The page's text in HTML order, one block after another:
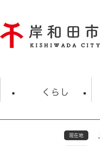
ジ
の
くらし
現在地